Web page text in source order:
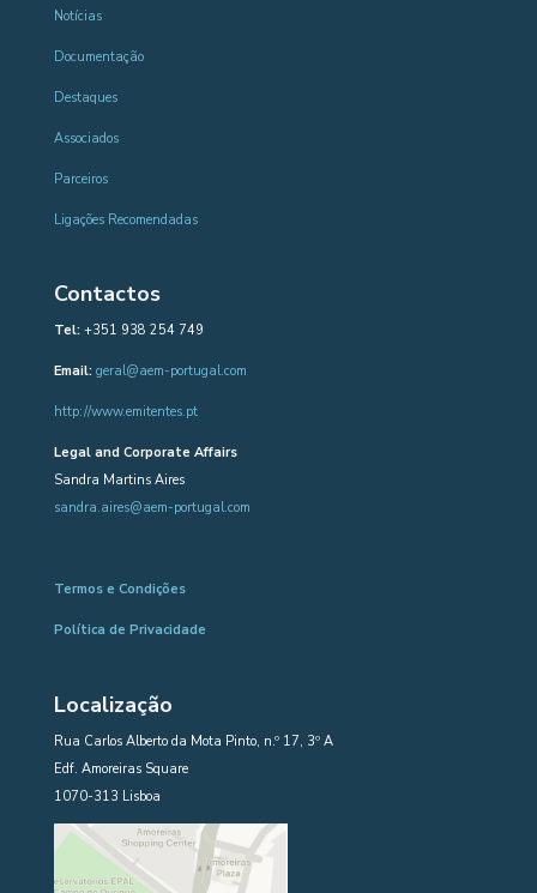
Notícias
Documentação
Destaques
Associados
Parceiros
Ligações Recomendadas
Contactos
Tel:+351 938 254 749
Email: geral@aem-portugal.com
http://www.emitentes.pt
Legal and Corporate Affairs
Sandra Martins Aires
sandra.aires@aem-portugal.com
Termos e Condições
Política de Privacidade
Localização
Rua Carlos Alberto da Mota Pinto, n.º 17, 3º A
Edf. Amoreiras Square
1070-313 Lisboa